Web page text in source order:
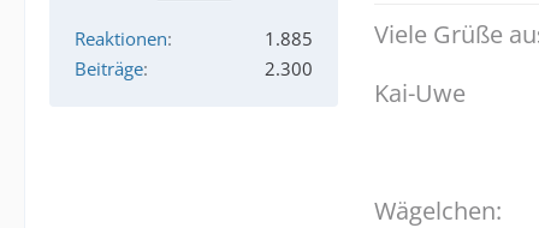
Reaktionen
1.885
Beiträge
2.300
Viele Grüße
Kai-Uwe
Wägelchen: